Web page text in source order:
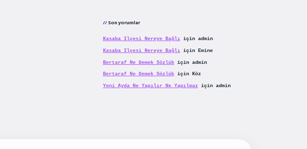
Son yorumlar
Kasaba Ilçesi Nereye Bağlıiçin admin
Kasaba Ilçesi Nereye Bağlıiçin Emine
Bertaraf Ne Demek Sözlükiçin admin
Bertaraf Ne Demek Sözlükiçin Köz
Yeni Ayda Ne Yapılır Ne Yapılmaziçin admin